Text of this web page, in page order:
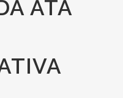
ATA